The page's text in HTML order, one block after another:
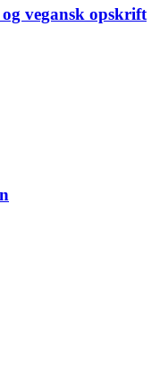
vegansk opskrift